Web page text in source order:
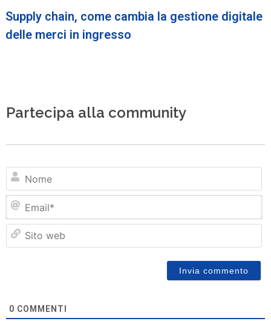
Supply chain, come cambia la gestione digitale
delle merci in ingresso
Partecipa alla community
0 COMMENTI